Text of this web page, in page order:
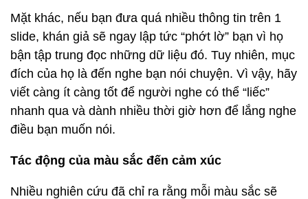
Mặt khác, nếu bạn đưa quá nhiều thông tin trên 1
slide, khán giả sẽ ngay lập tức “phớt lờ” bạn vì họ
bận tập trung đọc những dữ liệu đó. Tuy nhiên, mục
đích của họ là đến nghe bạn nói chuyện. Vì vậy, hãy
viết càng ít càng tốt để người nghe có thể “liếc”
nhanh qua và dành nhiều thời giờ hơn để lắng nghe
điều bạn muốn nói.
Tác động của màu sắc đến cảm xúc
Nhiều nghiên cứu đã chỉ ra rằng mỗi màu sắc sẽ